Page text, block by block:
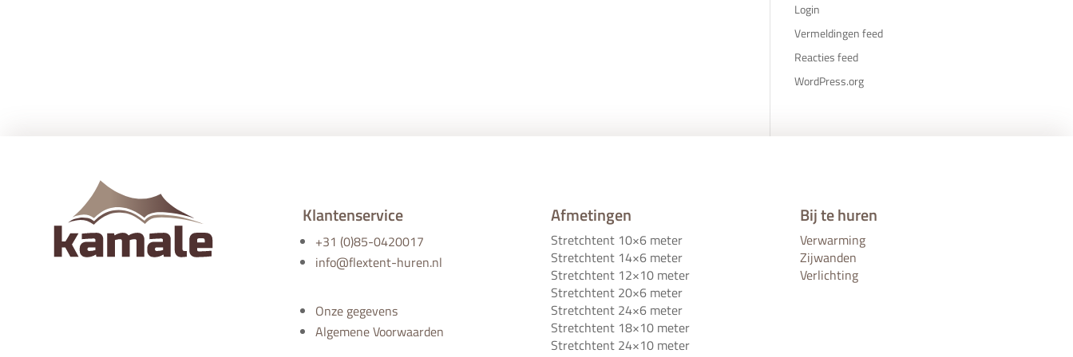
Login
Vermeldingen feed
Reacties feed
WordPress.org
Klantenservice
+31 (0)85-0420017
info@flextent-huren.nl
Onze gegevens
Algemene Voorwaarden
Afmetingen
Stretchtent 10×6 meter
Stretchtent 14×6 meter
Stretchtent 12×10 meter
Stretchtent 20×6 meter
Stretchtent 24×6 meter
Stretchtent 18×10 meter
Stretchtent 24×10 meter
Bij te huren
Verwarming
Zijwanden
Verlichting